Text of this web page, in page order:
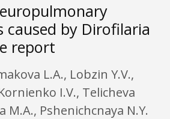
caused by Dirofilaria
report
L.A., Lobzin Y.V.,
I.V., Telicheva
M.A., Pshenichcnaya N.Y.